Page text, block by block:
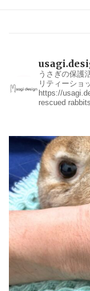
うさぎの保護
リティーショ
https://
rescued rabbits